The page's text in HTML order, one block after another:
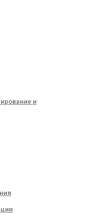
и